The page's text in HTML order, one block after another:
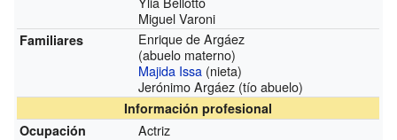
Miguel Varoni
Familiares
Enrique de Argáez
(abuelo materno)
Majida Issa (nieta)
Jerónimo Argáez (tío abuelo)
Información profesional
Ocupación
Actriz